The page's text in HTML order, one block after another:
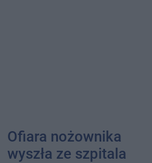
Ofiara nożownika
wyszła ze szpitala